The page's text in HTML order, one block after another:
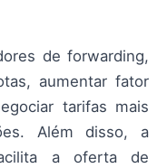
de forwarding,
aumentar fator
tarifas mais
Além disso, a
a oferta de